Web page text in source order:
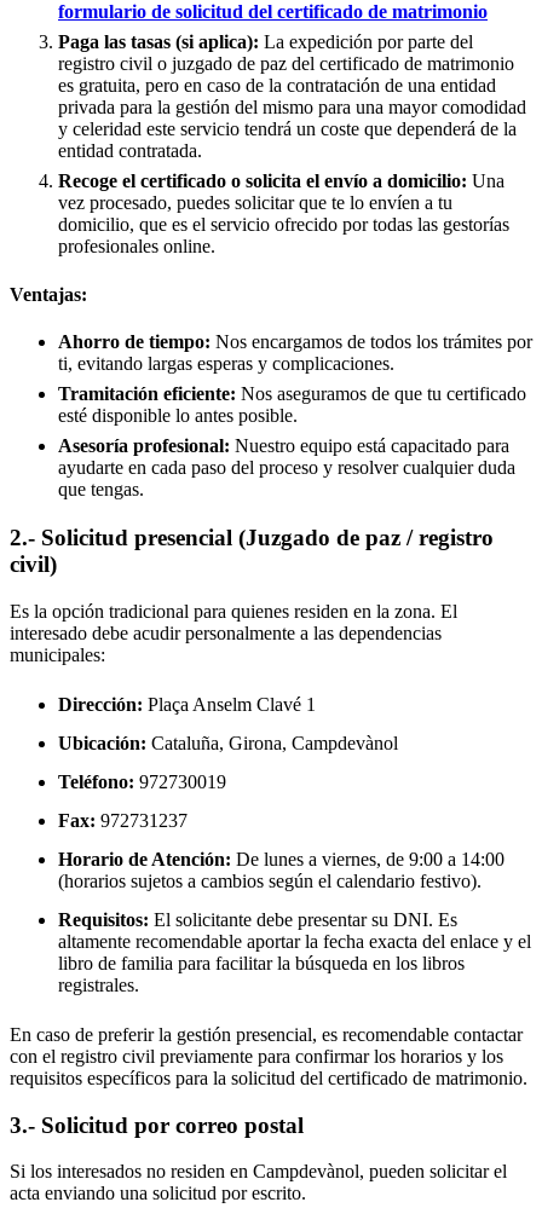
formulario de solicitud del certificado de matrimonio
Paga las tasas (si aplica): La expedición por parte del
registro civil o juzgado de paz del certificado de matrimonio
es gratuita, pero en caso de la contratación de una entidad
privada para la gestión del mismo para una mayor comodidad
y celeridad este servicio tendrá un coste que dependerá de la
entidad contratada.
Recoge el certificado o solicita el envío a domicilio: Una
vez procesado, puedes solicitar que te lo envíen a tu
domicilio, que es el servicio ofrecido por todas las gestorías
profesionales online.
Ventajas:
Ahorro de tiempo: Nos encargamos de todos los trámites por
ti, evitando largas esperas y complicaciones.
Tramitación eficiente: Nos aseguramos de que tu certificado
esté disponible lo antes posible.
Asesoría profesional: Nuestro equipo está capacitado para
ayudarte en cada paso del proceso y resolver cualquier duda
que tengas.
2.- Solicitud presencial (Juzgado de paz / registro
civil)
Es la opción tradicional para quienes residen en la zona. El
interesado debe acudir personalmente a las dependencias
municipales:
Dirección: Plaça Anselm Clavé 1
Ubicación: Cataluña, Girona, Campdevànol
Teléfono: 972730019
Fax: 972731237
Horario de Atención: De lunes a viernes, de 9:00 a 14:00
(horarios sujetos a cambios según el calendario festivo).
Requisitos: El solicitante debe presentar su DNI. Es
altamente recomendable aportar la fecha exacta del enlace y el
libro de familia para facilitar la búsqueda en los libros
registrales.
En caso de preferir la gestión presencial, es recomendable contactar
con el registro civil previamente para confirmar los horarios y los
requisitos específicos para la solicitud del certificado de matrimonio.
3.- Solicitud por correo postal
Si los interesados no residen en Campdevànol, pueden solicitar el
acta enviando una solicitud por escrito.